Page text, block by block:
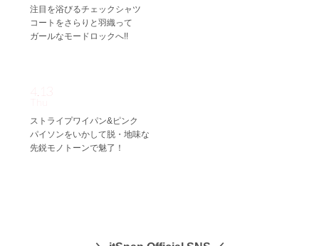
注目を浴びるチェックシャツ
コートをさらりと羽織って
ガールなモードロックへ!!
4.13
ストライプワイパン&ピンク
パイソンをいかして脱・地味な
先鋭モノトーンで魅了！